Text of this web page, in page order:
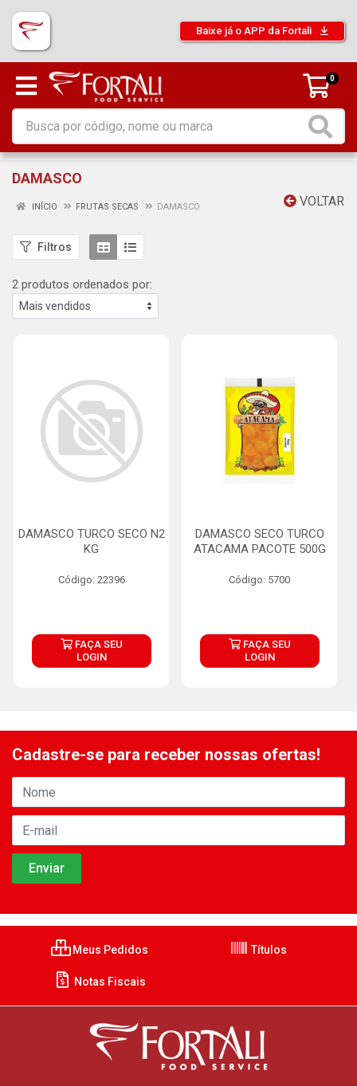
Baixe já o APP da Fortali
0
DAMASCO
VOLTAR
INÍCIO FRUTAS SECAS DAMASCO
Filtros
2 produtos ordenados por:
DAMASCO TURCO SECO N2
KG
Código: 22396
FAÇA SEU
LOGIN
DAMASCO SECO TURCO
ATACAMA PACOTE 500G
Código: 5700
FAÇA SEU
LOGIN
Cadastre-se para receber nossas ofertas!
Meus Pedidos Títulos
Notas Fiscais